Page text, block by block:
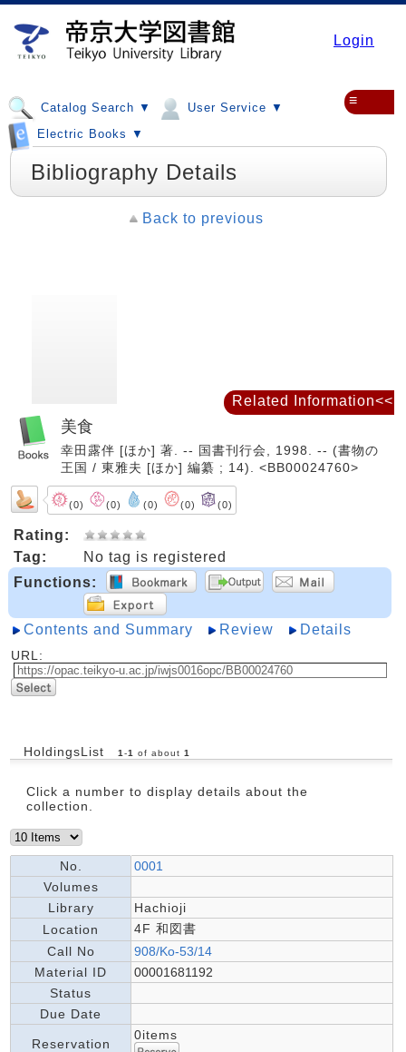
Login
Catalog Search ▼
User Service ▼
Electric Books ▼
≡
Bibliography Details
Back to previous
美食
幸田露伴 [ほか] 著. -- 国書刊行会, 1998. -- (書物の
王国 / 東雅夫 [ほか] 編纂 ; 14). <BB00024760>
(0) (0) (0) (0) (0)
Rating:
Tag:
No tag is registered
Functions:
Contents and Summary Review Details
URL:
HoldingsList 1 -1 of about 1
Click a number to display details about the
collection.
No.
0001
Volumes
Library
Hachioji
Location
4F 和図書
Call No
908/Ko-53/14
Material ID
00001681192
Status
Due Date
Reservation
0items
Related Information<<